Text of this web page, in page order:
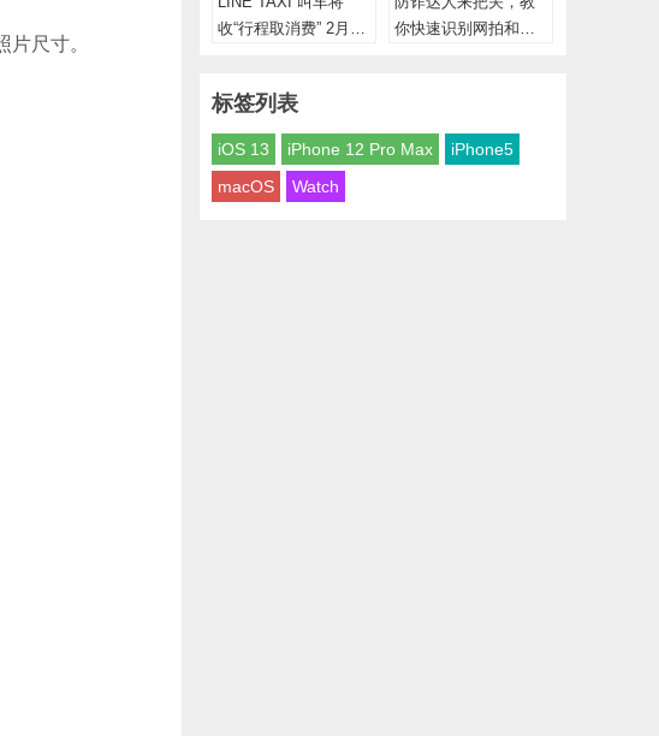
尺寸。
收“行程取消费” 2月中
你快速识别网拍和
标签列表
iOS 13 iPhone 12 Pro Max
iPhone5
macOS
Watch